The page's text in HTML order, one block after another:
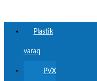
Plastik
varaq
PVX